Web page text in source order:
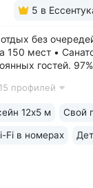
5 в
без
150 мест •
гостей.
им. Семашко и
15 профилей
12х5 м Свой
Fi в номерах